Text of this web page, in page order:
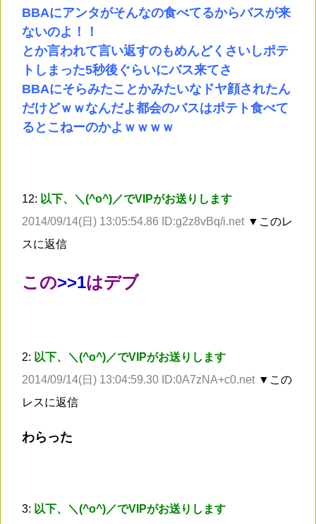
BBAにアンタがそんなの食べてるからバスが来
ないのよ！！
とか言われて言い返すのもめんどくさいしポテ
トしまった5秒後ぐらいにバス来てさ
BBAにそらみたことかみたいなドヤ顔されたん
だけどｗｗなんだよ都会のバスはポテト食べて
るとこねーのかよｗｗｗｗ
12: 以下、＼(^o^)／でVIPがお送りします
2014/09/14(日) 13:05:54.86 ID:g2z8vBq/i.net ▼このレ
スに返信
この>>1はデブ
2: 以下、＼(^o^)／でVIPがお送りします
2014/09/14(日) 13:04:59.30 ID:0A7zNA+c0.net ▼この
レスに返信
わらった
3: 以下、＼(^o^)／でVIPがお送りします